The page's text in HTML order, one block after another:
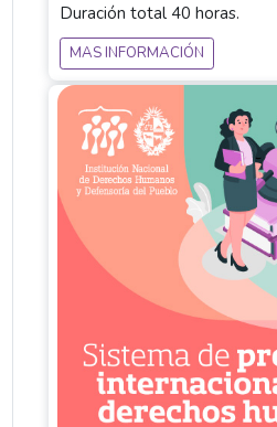
Duración total 40 horas.
MAS INFORMACIÓN